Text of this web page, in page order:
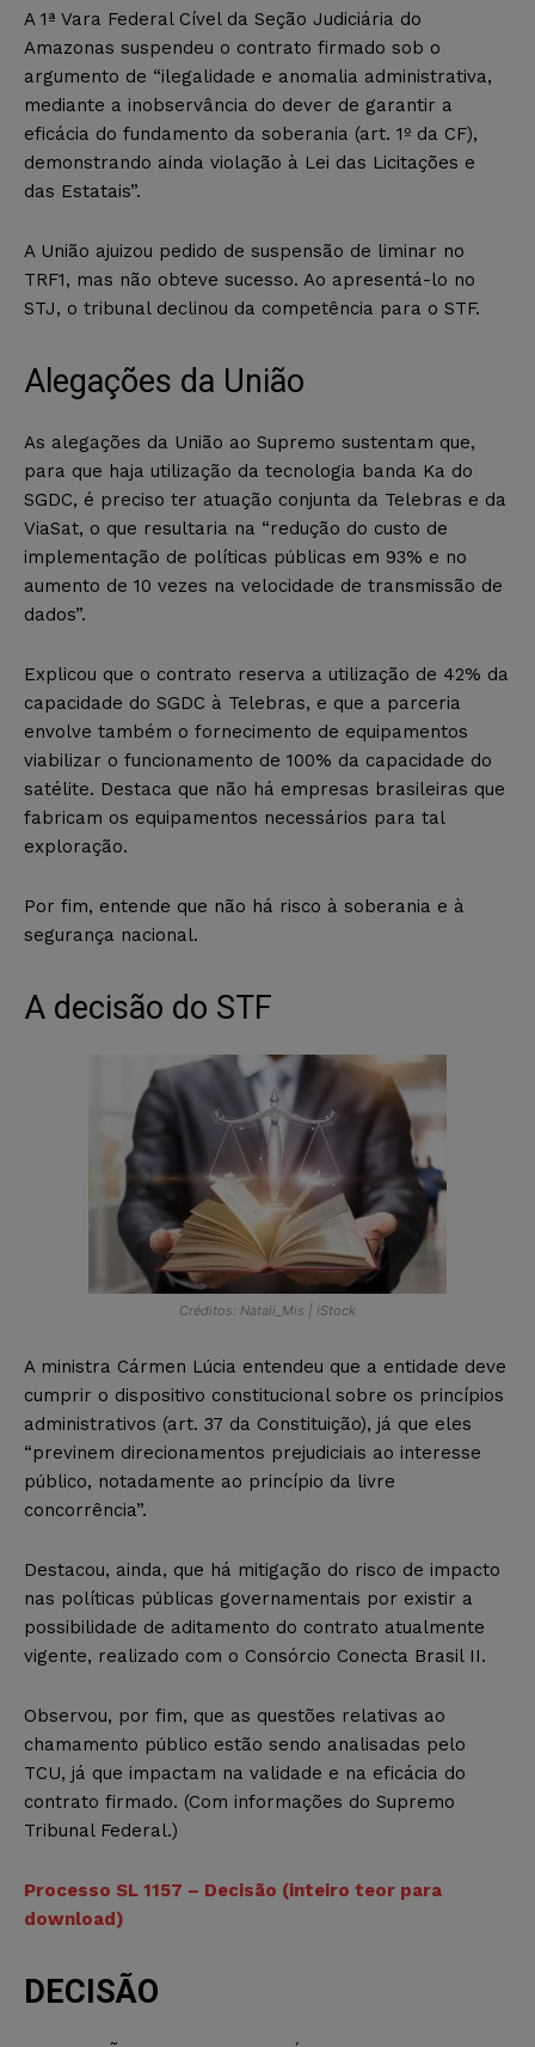
A 1ª Vara Federal Cível da Seção Judiciária do
Amazonas suspendeu o contrato firmado sob o
argumento de “ilegalidade e anomalia administrativa,
mediante a inobservância do dever de garantir a
eficácia do fundamento da soberania (art. 1º da CF),
demonstrando ainda violação à Lei das Licitações e
das Estatais”.
A União ajuizou pedido de suspensão de liminar no
TRF1, mas não obteve sucesso. Ao apresentá-lo no
STJ, o tribunal declinou da competência para o STF.
Alegações da União
As alegações da União ao Supremo sustentam que,
para que haja utilização da tecnologia banda Ka do
SGDC, é preciso ter atuação conjunta da Telebras e da
ViaSat, o que resultaria na “redução do custo de
implementação de políticas públicas em 93% e no
aumento de 10 vezes na velocidade de transmissão de
dados”.
Explicou que o contrato reserva a utilização de 42% da
capacidade do SGDC à Telebras, e que a parceria
envolve também o fornecimento de equipamentos
viabilizar o funcionamento de 100% da capacidade do
satélite. Destaca que não há empresas brasileiras que
fabricam os equipamentos necessários para tal
exploração.
Por fim, entende que não há risco à soberania e à
segurança nacional.
A decisão do STF
Créditos: Natali_Mis | iStock
A ministra Cármen Lúcia entendeu que a entidade deve
cumprir o dispositivo constitucional sobre os princípios
administrativos (art. 37 da Constituição), já que eles
“previnem direcionamentos prejudiciais ao interesse
público, notadamente ao princípio da livre
concorrência”.
Destacou, ainda, que há mitigação do risco de impacto
nas políticas públicas governamentais por existir a
possibilidade de aditamento do contrato atualmente
vigente, realizado com o Consórcio Conecta Brasil II.
Observou, por fim, que as questões relativas ao
chamamento público estão sendo analisadas pelo
TCU, já que impactam na validade e na eficácia do
contrato firmado. (Com informações do Supremo
Tribunal Federal.)
Processo SL 1157 – Decisão (inteiro teor para
download)
DECISÃO